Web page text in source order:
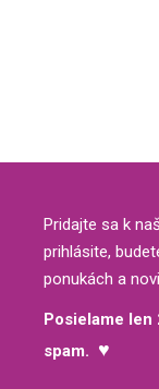
Pridajte sa k
prihlásite,
ponukách a
Posielame len
spam. ♥